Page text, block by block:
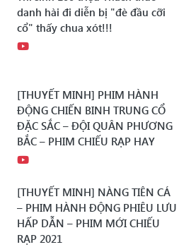
danh hài đi diễn bị "đè đầu cỡi
cổ" thấy chua xót!!!
[THUYẾT MINH] PHIM HÀNH
ĐỘNG CHIẾN BINH TRUNG CỔ
ĐẶC SẮC – ĐỘI QUÂN PHƯƠNG
BẮC – PHIM CHIẾU RẠP HAY
[THUYẾT MINH] NÀNG TIÊN CÁ
– PHIM HÀNH ĐỘNG PHIÊU LƯU
HẤP DẪN – PHIM MỚI CHIẾU
RẠP 2021